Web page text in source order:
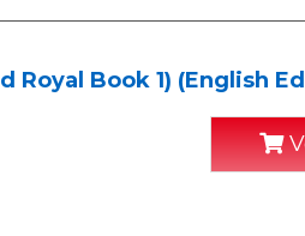
Royal Book 1) (English